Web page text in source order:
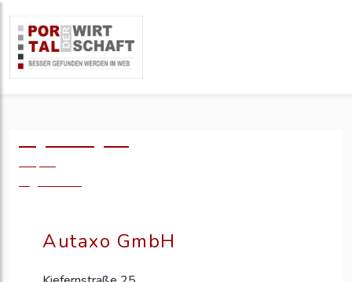
Autaxo GmbH